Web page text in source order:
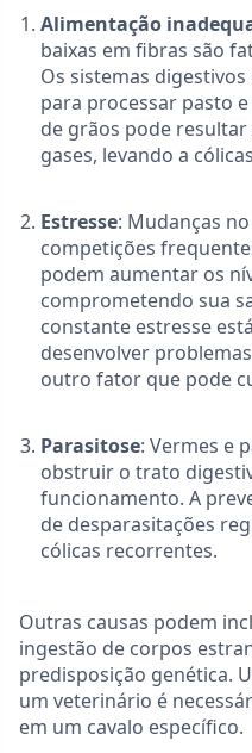
Alimentação
baixas em fibras são
Os sistemas
para processar pasto
de grãos pode
gases, levando a
Estresse: Mudanças
competições
podem aumentar os
comprometendo sua
constante estresse
desenvolver
outro fator que pode
Parasitose: Vermes e
obstruir o trato
funcionamento. A
de desparasitações
cólicas recorrentes.
Outras causas podem
ingestão de corpos
predisposição genética.
um veterinário é
em um cavalo específico.